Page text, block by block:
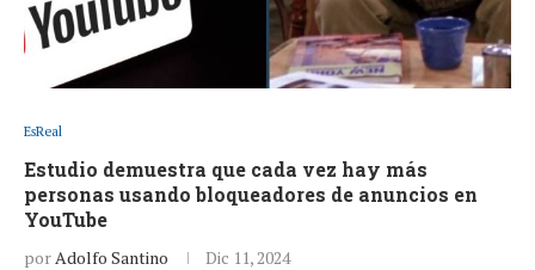
EsReal
Estudio demuestra que cada vez hay más
personas usando bloqueadores de anuncios en
YouTube
porAdolfo Santino Dic 11, 2024